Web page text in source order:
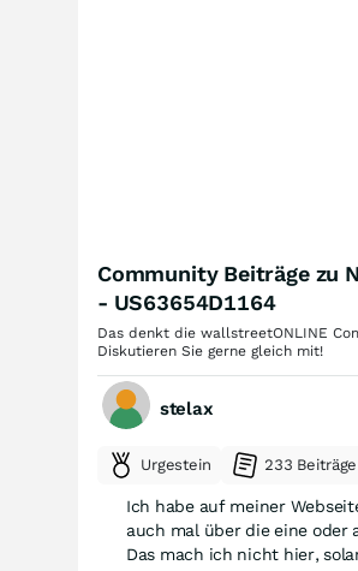
Community Beiträge zu
- US63654D1164
Das denkt die wallstreetONLINE
Diskutieren Sie gerne gleich mit!
stelax
Urgestein 233 Beiträge
Ich habe auf meiner
auch mal über die eine
Das mach ich nicht hier,